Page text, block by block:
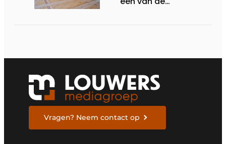
Vragen? Neem contact op